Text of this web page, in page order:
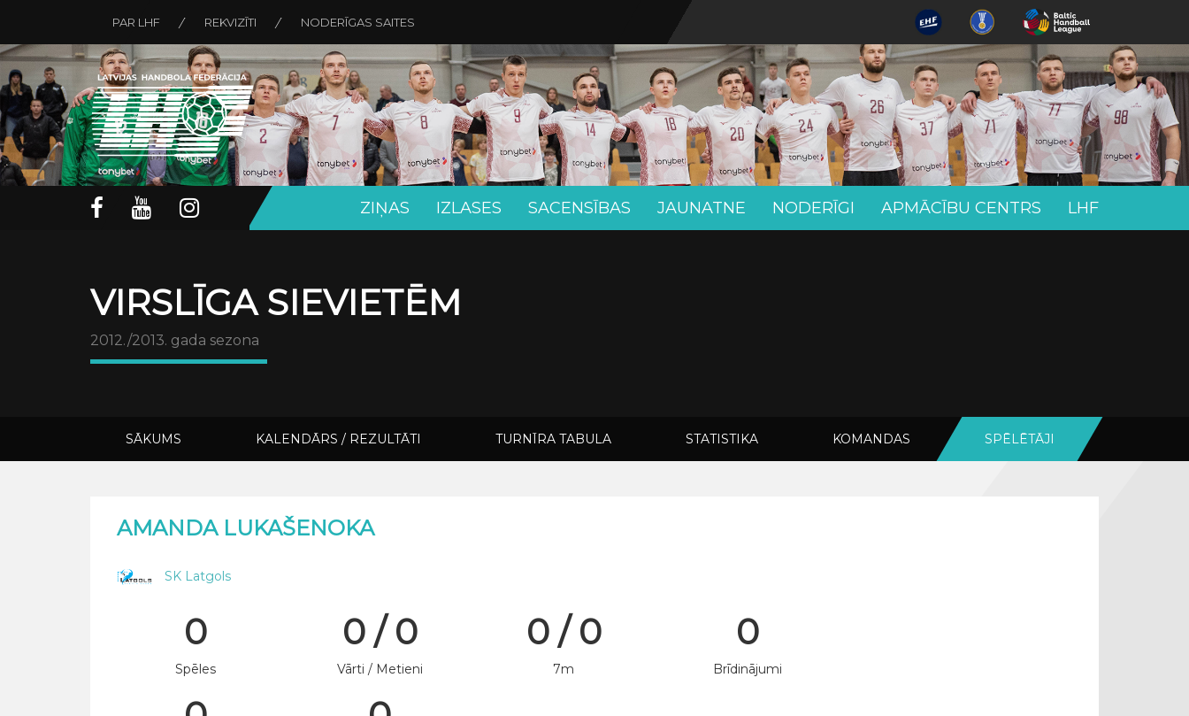
PAR LHF REKVIZĪTI NODERĪGAS SAITES
ZIŅAS IZLASES SACENSĪBAS JAUNATNE NODERĪGI APMĀCĪBU CENTRS LHF
VIRSLĪGA SIEVIETĒM
2012./2013. gada sezona
SĀKUMS KALENDĀRS / REZULTĀTI TURNĪRA TABULA STATISTIKA KOMANDAS SPĒLĒTĀJI
AMANDA LUKAŠENOKA
SK Latgols
0
Spēles
0 / 0
Vārti / Metieni
0 / 0
7m
0
Brīdinājumi